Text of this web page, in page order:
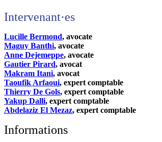
Intervenant·es
Lucille Bermond, avocate
Maguy Banthi, avocate
Anne Dejemeppe, avocate
Gautier Pirard, avocat
Makram Itani, avocat
Taoufik Arfaoui, expert comptable
Thierry De Gols, expert comptable​
Yakup Dalli, expert comptable
Abdelaziz El Mezaz, expert comptable
Informations